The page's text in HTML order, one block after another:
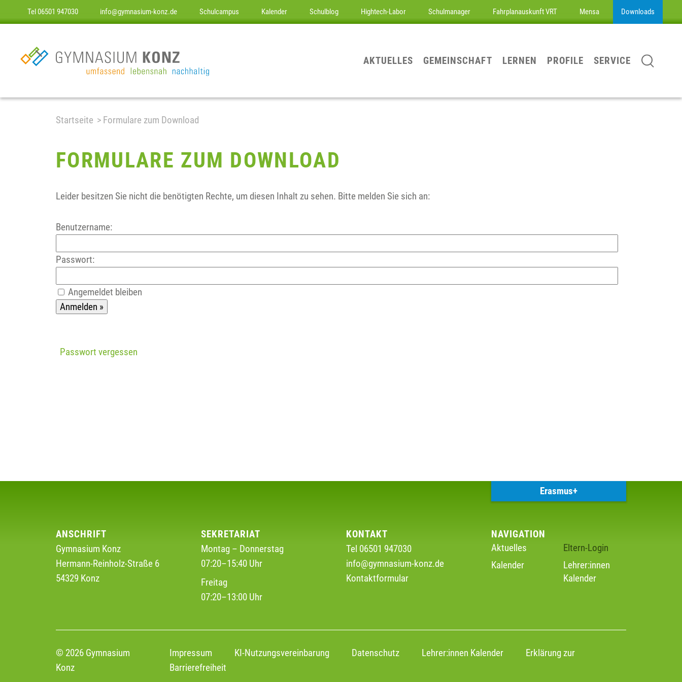
Tel 06501 947030 info@gymnasium-konz.de Schulcampus Kalender Schulblog Hightech-Labor Schulmanager Fahrplanauskunft VRT Mensa Downloads
AKTUELLES GEMEINSCHAFT LERNEN PROFILE SERVICE
Startseite Formulare zum Download
FORMULARE ZUM DOWNLOAD
Leider besitzen Sie nicht die benötigten Rechte, um diesen Inhalt zu sehen. Bitte melden Sie sich an:
Benutzername:
Passwort:
Angemeldet bleiben
Passwort vergessen
ANSCHRIFT
Gymnasium Konz
Hermann-Reinholz-Straße 6
54329 Konz
SEKRETARIAT
Montag – Donnerstag
07:20–15:40 Uhr
Freitag
07:20–13:00 Uhr
KONTAKT
Tel 06501 947030
info@gymnasium-konz.de
Kontaktformular
NAVIGATION
Aktuelles
Kalender
Eltern-Login
Lehrer:innen
Kalender
Erasmus+
© 2026 Gymnasium
Konz
Impressum KI-Nutzungsvereinbarung Datenschutz Lehrer:innen Kalender
Erklärung zur
Barrierefreiheit